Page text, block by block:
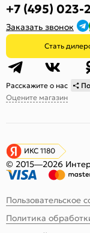
+7 (495) 023-
Заказать звонок
Стать
Расскажите о нас
Оцените магазин
ИКС 1180
© 2015—2026
Пользовательское
Политика